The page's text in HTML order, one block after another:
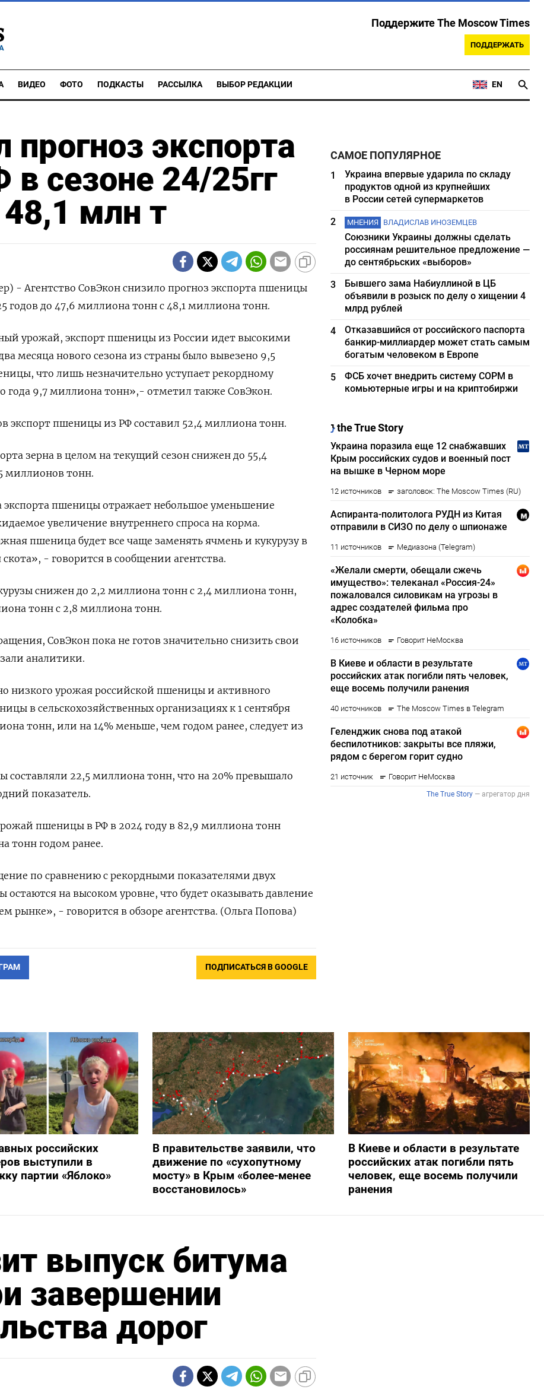
Поддержите The Moscow Times
ПОДДЕРЖАТЬ
ВИДЕО ФОТО ПОДКАСТЫ РАССЫЛКА ВЫБОР РЕДАКЦИИ EN
прогноз экспорта
сезоне 24/25гг
млн т
- Агентство СовЭкон снизило прогноз экспорта пшеницы
годов до 47,6 миллиона тонн с 48,1 миллиона тонн.
урожай, экспорт пшеницы из России идет высокими
месяца нового сезона из страны было вывезено 9,5
что лишь незначительно уступает рекордному
года 9,7 миллиона тонн»,- отметил также СовЭкон.
экспорт пшеницы из РФ составил 52,4 миллиона тонн.
зерна в целом на текущий сезон снижен до 55,4
миллионов тонн.
экспорта пшеницы отражает небольшое уменьшение
увеличение внутреннего спроса на корма.
пшеница будет все чаще заменять ячмень и кукурузу в
- говорится в сообщении агентства.
снижен до 2,2 миллиона тонн с 2,4 миллиона тонн,
тонн с 2,8 миллиона тонн.
СовЭкон пока не готов значительно снизить свои
аналитики.
низкого урожая российской пшеницы и активного
в сельскохозяйственных организациях к 1 сентября
тонн, или на 14% меньше, чем годом ранее, следует из
составляли 22,5 миллиона тонн, что на 20% превышало
показатель.
пшеницы в РФ в 2024 году в 82,9 миллиона тонн
тонн годом ранее.
по сравнению с рекордными показателями двух
остаются на высоком уровне, что будет оказывать давление
рынке», - говорится в обзоре агентства. (Ольга Попова)
ПОДПИСАТЬСЯ В GOOGLE
САМОЕ ПОПУЛЯРНОЕ
1
Украина впервые ударила по складу
продуктов одной из крупнейших
в России сетей супермаркетов
2
МНЕНИЯ ВЛАДИСЛАВ ИНОЗЕМЦЕВ
Союзники Украины должны сделать
россиянам решительное предложение —
до сентябрьских «выборов»
3
Бывшего зама Набиуллиной в ЦБ
объявили в розыск по делу о хищении 4
млрд рублей
4
Отказавшийся от российского паспорта
банкир-миллиардер может стать самым
богатым человеком в Европе
5
ФСБ хочет внедрить систему СОРМ в
комьютерные игры и на криптобиржи
российских
выступили в
партии «Яблоко»
В правительстве заявили, что
движение по «сухопутному
мосту» в Крым «более-менее
восстановилось»
В Киеве и области в результате
российских атак погибли пять
человек, еще восемь получили
ранения
выпуск битума
завершении
дорог